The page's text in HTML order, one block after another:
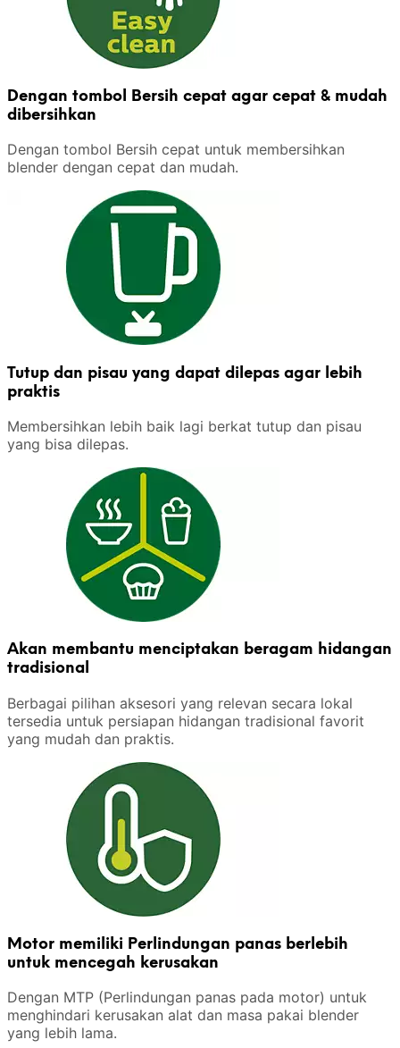
Dengan tombol Bersih cepat agar cepat & mudah
dibersihkan
Dengan tombol Bersih cepat untuk membersihkan
blender dengan cepat dan mudah.
Tutup dan pisau yang dapat dilepas agar lebih
praktis
Membersihkan lebih baik lagi berkat tutup dan pisau
yang bisa dilepas.
Akan membantu menciptakan beragam hidangan
tradisional
Berbagai pilihan aksesori yang relevan secara lokal
tersedia untuk persiapan hidangan tradisional favorit
yang mudah dan praktis.
Motor memiliki Perlindungan panas berlebih
untuk mencegah kerusakan
Dengan MTP (Perlindungan panas pada motor) untuk
menghindari kerusakan alat dan masa pakai blender
yang lebih lama.